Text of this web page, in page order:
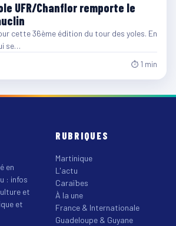
UFR/Chanflor remporte le
cette 36ème édition du tour des yoles. En
se…
⏱ 1 min
en
: infos
et
et
RUBRIQUES
Martinique
L'actu
Caraïbes
À la une
France & Internationale
Guadeloupe & Guyane